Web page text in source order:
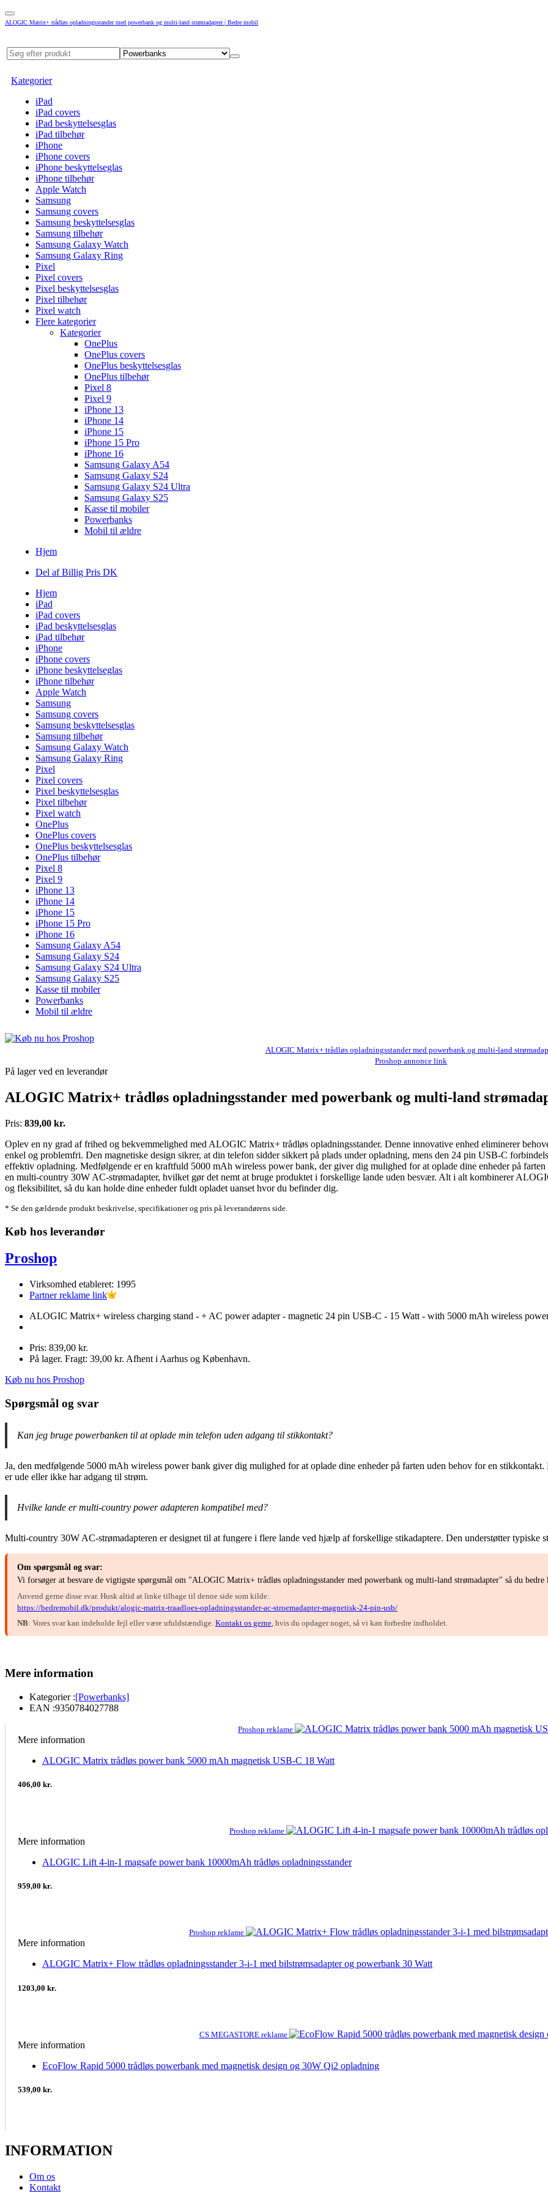
ALOGIC Matrix+ trådløs opladningsstander med powerbank og multi-land strømadapter | Bedre mobil
Kategorier
iPad
iPad covers
iPad beskyttelsesglas
iPad tilbehør
iPhone
iPhone covers
iPhone beskyttelseglas
iPhone tilbehør
Apple Watch
Samsung
Samsung covers
Samsung beskyttelsesglas
Samsung tilbehør
Samsung Galaxy Watch
Samsung Galaxy Ring
Pixel
Pixel covers
Pixel beskyttelsesglas
Pixel tilbehør
Pixel watch
Flere kategorier
Kategorier
OnePlus
OnePlus covers
OnePlus beskyttelsesglas
OnePlus tilbehør
Pixel 8
Pixel 9
iPhone 13
iPhone 14
iPhone 15
iPhone 15 Pro
iPhone 16
Samsung Galaxy A54
Samsung Galaxy S24
Samsung Galaxy S24 Ultra
Samsung Galaxy S25
Kasse til mobiler
Powerbanks
Mobil til ældre
Hjem
Del af Billig Pris DK
Hjem
iPad
iPad covers
iPad beskyttelsesglas
iPad tilbehør
iPhone
iPhone covers
iPhone beskyttelseglas
iPhone tilbehør
Apple Watch
Samsung
Samsung covers
Samsung beskyttelsesglas
Samsung tilbehør
Samsung Galaxy Watch
Samsung Galaxy Ring
Pixel
Pixel covers
Pixel beskyttelsesglas
Pixel tilbehør
Pixel watch
OnePlus
OnePlus covers
OnePlus beskyttelsesglas
OnePlus tilbehør
Pixel 8
Pixel 9
iPhone 13
iPhone 14
iPhone 15
iPhone 15 Pro
iPhone 16
Samsung Galaxy A54
Samsung Galaxy S24
Samsung Galaxy S24 Ultra
Samsung Galaxy S25
Kasse til mobiler
Powerbanks
Mobil til ældre
ALOGIC Matrix+ trådløs opladningsstander med powerbank og multi-land
Proshop annonce link
På lager ved en leverandør
ALOGIC Matrix+ trådløs opladningsstander med powerbank og multi-land
Pris: 839,00 kr.
Oplev en ny grad af frihed og bekvemmelighed med ALOGIC Matrix+ trådløs opladningsstander. Denne innovative enhed eliminerer
enkel og problemfri. Den magnetiske design sikrer, at din telefon sidder sikkert på plads under opladning, mens den 24 pin USB-C
effektiv opladning. Medfølgende er en kraftfuld 5000 mAh wireless power bank, der giver dig mulighed for at oplade dine enheder på
en multi-country 30W AC-strømadapter, hvilket gør det nemt at bruge produktet i forskellige lande uden besvær. Alt i alt kombinerer
og fleksibilitet, så du kan holde dine enheder fuldt opladet uanset hvor du befinder dig.
* Se den gældende produkt beskrivelse, specifikationer og pris på leverandørens side.
Køb hos leverandør
Proshop
Virksomhed etableret: 1995
Partner reklame link
ALOGIC Matrix+ wireless charging stand - + AC power adapter - magnetic 24 pin USB-C - 15 Watt - with 5000 mAh wireless
Pris: 839,00 kr.
På lager. Fragt: 39,00 kr. Afhent i Aarhus og København.
Køb nu hos Proshop
Spørgsmål og svar
Kan jeg bruge powerbanken til at oplade min telefon uden adgang til stikkontakt?
Ja, den medfølgende 5000 mAh wireless power bank giver dig mulighed for at oplade dine enheder på farten uden behov for en
er ude eller ikke har adgang til strøm.
Hvilke lande er multi-country power adapteren kompatibel med?
Multi-country 30W AC-strømadapteren er designet til at fungere i flere lande ved hjælp af forskellige stikadaptere. Den understøtter typiske
Om spørgsmål og svar:
Vi forsøger at besvare de vigtigste spørgsmål om "ALOGIC Matrix+ trådløs opladningsstander med powerbank og multi-land strømadapter" så du
Anvend gerne disse svar. Husk altid at linke tilbage til denne side som kilde:
https://bedremobil.dk/produkt/alogic-matrix-traadloes-opladningsstander-ac-stroemadapter-magnetisk-24-pin-usb/
NB: Vores svar kan indeholde fejl eller være ufuldstændige. Kontakt os gerne, hvis du opdager noget, så vi kan forbedre indholdet.
Mere information
Kategorier :[Powerbanks]
EAN :9350784027788
Proshop reklame
Mere information
ALOGIC Matrix trådløs power bank 5000 mAh magnetisk USB-C 18 Watt
406,00 kr.
Proshop reklame
Mere information
ALOGIC Lift 4-in-1 magsafe power bank 10000mAh trådløs opladningsstander
959,00 kr.
Proshop reklame
Mere information
ALOGIC Matrix+ Flow trådløs opladningsstander 3-i-1 med bilstrømsadapter og powerbank 30 Watt
1203,00 kr.
CS MEGASTORE reklame
Mere information
EcoFlow Rapid 5000 trådløs powerbank med magnetisk design og 30W Qi2 opladning
539,00 kr.
INFORMATION
Om os
Kontakt